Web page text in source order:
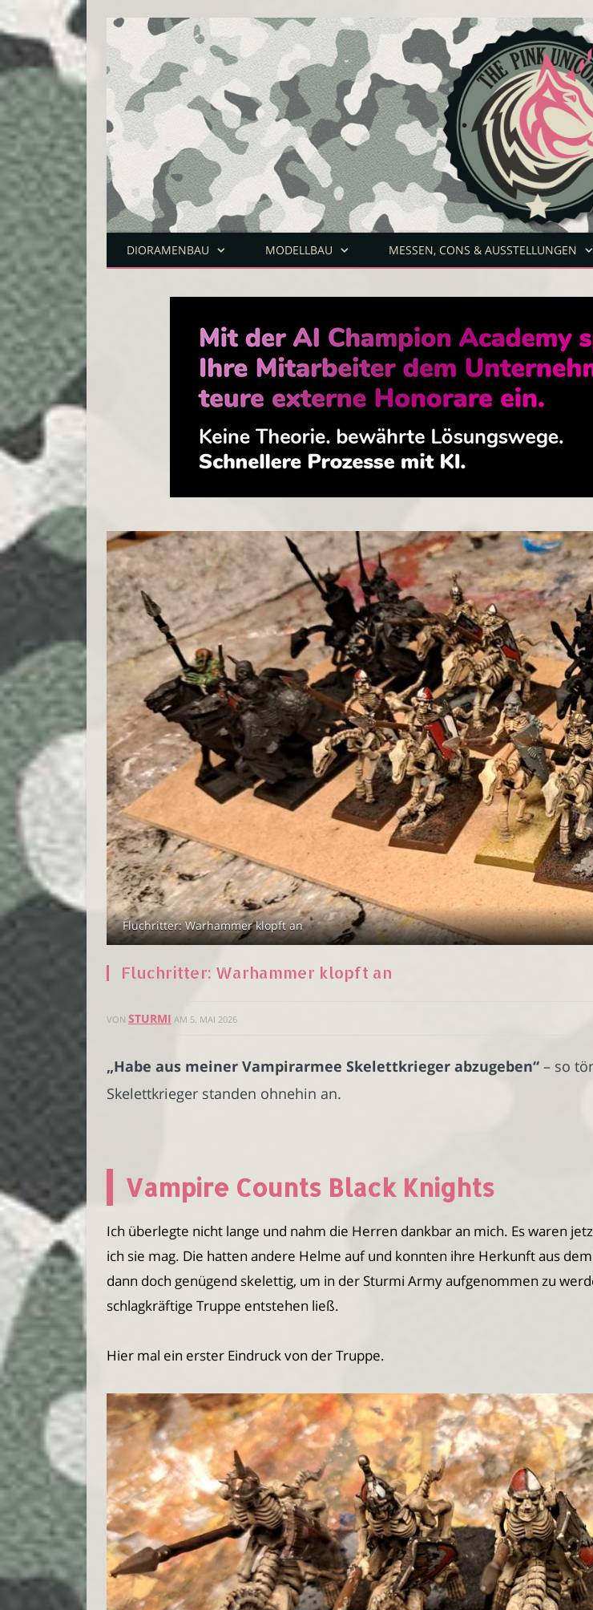
DIORAMENBAU MODELLBAU MESSEN, CONS & AUSSTELLUNGEN
Fluchritter: Warhammer klopft an
Fluchritter: Warhammer klopft an
VON STURMI AM 5. MAI 2026
„Habe aus meiner Vampirarmee Skelettkrieger abzugeben“ – so
Skelettkrieger standen ohnehin an.
Vampire Counts Black Knights
Ich überlegte nicht lange und nahm die Herren dankbar an mich. Es waren
ich sie mag. Die hatten andere Helme auf und konnten ihre Herkunft aus
dann doch genügend skelettig, um in der Sturmi Army aufgenommen zu
schlagkräftige Truppe entstehen ließ.
Hier mal ein erster Eindruck von der Truppe.